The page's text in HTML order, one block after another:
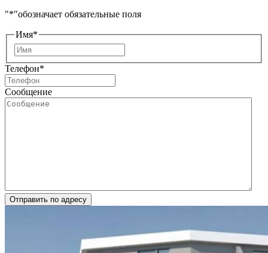
"*"обозначает обязательные поля
Имя*
Телефон*
Сообщение
Отправить по адресу